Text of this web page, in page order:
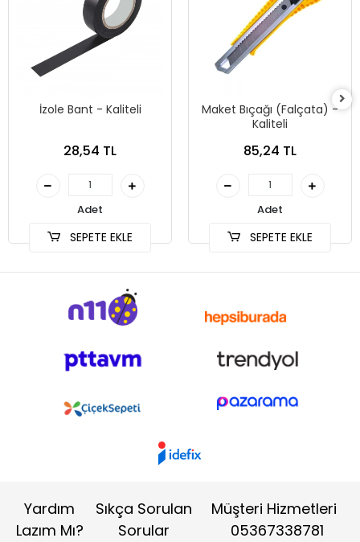
İzole Bant - Kaliteli
28,54 TL
Adet
SEPETE EKLE
Maket Bıçağı (Falçata) -
Kaliteli
85,24 TL
Adet
SEPETE EKLE
Yardım
Lazım Mı?
Sıkça Sorulan
Sorular
Müşteri Hizmetleri
05367338781